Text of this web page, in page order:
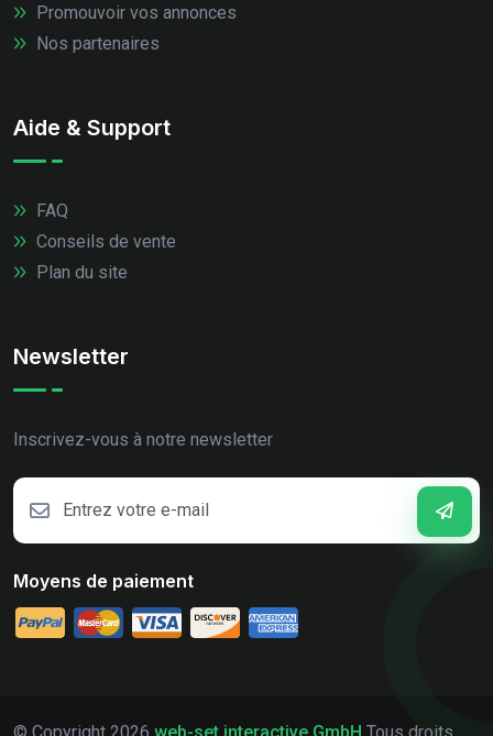
Promouvoir vos annonces
Nos partenaires
Aide & Support
FAQ
Conseils de vente
Plan du site
Newsletter
Inscrivez-vous à notre newsletter
Moyens de paiement